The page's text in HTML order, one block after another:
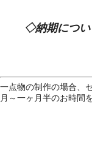
◇納期につい
一点物の制作の場合、
月～一ヶ月半のお時間